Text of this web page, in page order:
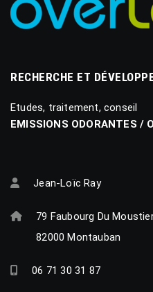
RECHERCHE ET
Etudes, traitement, conseil
EMISSIONS ODORANTES /
Jean-Loïc Ray
79 Faubourg Du
82000 Montauban
06 71 30 31 87